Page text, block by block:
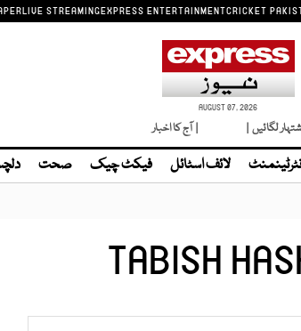
LIVE STREAMINGEXPRESS ENTERTAINMENTCRICKET
AUGUST 07, 2026
لگائیں | | آج کا اخبار
لائف اسٹائل فیکٹ چیک صحت
TABISH